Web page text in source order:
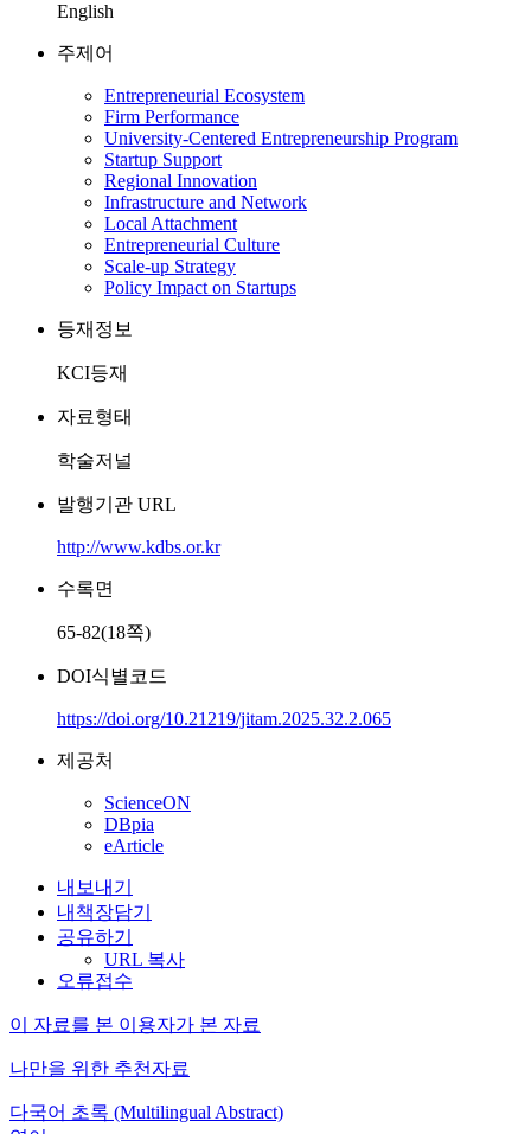
English
주제어
Entrepreneurial Ecosystem
Firm Performance
University-Centered Entrepreneurship Program
Startup Support
Regional Innovation
Infrastructure and Network
Local Attachment
Entrepreneurial Culture
Scale-up Strategy
Policy Impact on Startups
등재정보
KCI등재
자료형태
학술저널
발행기관 URL
http://www.kdbs.or.kr
수록면
65-82(18쪽)
DOI식별코드
https://doi.org/10.21219/jitam.2025.32.2.065
제공처
ScienceON
DBpia
eArticle
내보내기
내책장담기
공유하기
URL 복사
오류접수
이 자료를 본 이용자가 본 자료
나만을 위한 추천자료
다국어 초록 (Multilingual Abstract)